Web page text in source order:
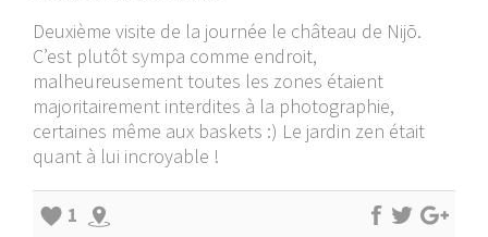
Deuxième visite de la journée le château de Nijō.
C’est plutôt sympa comme endroit,
malheureusement toutes les zones étaient
majoritairement interdites à la photographie,
certaines même aux baskets :) Le jardin zen était
quant à lui incroyable !
1